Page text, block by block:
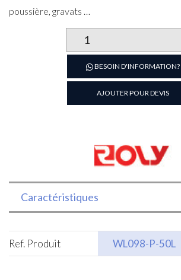
poussière, gravats …
de
Aspirateur
50
L
BESOIN D'INFORMATION?
AJOUTER POUR DEVIS
Caractéristiques
Ref. Produit WL098-P-50L